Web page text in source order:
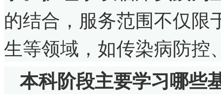
的结合，服务范围不仅限
生等领域，如传染病防控
本科阶段主要学习哪些